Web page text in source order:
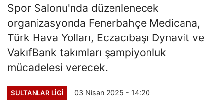
Spor Salonu'nda düzenlenecek
organizasyonda Fenerbahçe Medicana,
Türk Hava Yolları, Eczacıbaşı Dynavit ve
VakıfBank takımları şampiyonluk
mücadelesi verecek.
SULTANLAR LIGI 03 Nisan 2025 - 14:20